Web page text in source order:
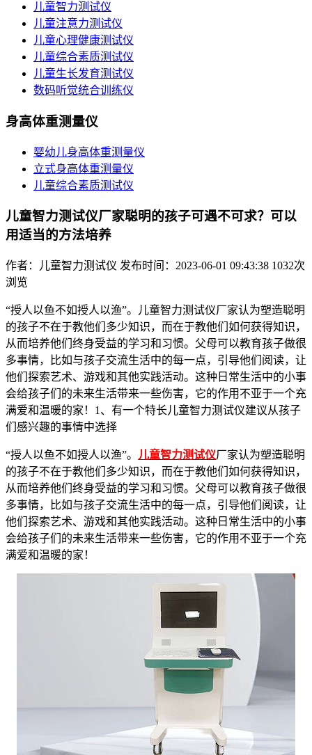
儿童智力测试仪
儿童注意力测试仪
儿童心理健康测试仪
儿童综合素质测试仪
儿童生长发育测试仪
数码听觉统合训练仪
身高体重测量仪
婴幼儿身高体重测量仪
立式身高体重测量仪
儿童综合素质测试仪
儿童智力测试仪厂家聪明的孩子可遇不可求？可以
用适当的方法培养
作者：儿童智力测试仪 发布时间：2023-06-01 09:43:38 1032次
浏览
“授人以鱼不如授人以渔”。儿童智力测试仪厂家认为塑造聪明
的孩子不在于教他们多少知识，而在于教他们如何获得知识，
从而培养他们终身受益的学习和习惯。父母可以教育孩子做很
多事情，比如与孩子交流生活中的每一点，引导他们阅读，让
他们探索艺术、游戏和其他实践活动。这种日常生活中的小事
会给孩子们的未来生活带来一些伤害，它的作用不亚于一个充
满爱和温暖的家！1、有一个特长儿童智力测试仪建议从孩子
们感兴趣的事情中选择
“授人以鱼不如授人以渔”。 儿童智力测试仪厂家认为塑造聪明
的孩子不在于教他们多少知识，而在于教他们如何获得知识，
从而培养他们终身受益的学习和习惯。父母可以教育孩子做很
多事情，比如与孩子交流生活中的每一点，引导他们阅读，让
他们探索艺术、游戏和其他实践活动。这种日常生活中的小事
会给孩子们的未来生活带来一些伤害，它的作用不亚于一个充
满爱和温暖的家！